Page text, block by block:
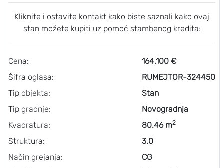
Kliknite i ostavite kontakt kako biste saznali kako ovaj
stan možete kupiti uz pomoć stambenog kredita:
Cena:
Šifra oglasa:
Tip objekta:
Tip gradnje:
Kvadratura:
Struktura:
Način grejanja:
164.100 €
RUMEJTOR-324450
Stan
Novogradnja
80.46 m2
3.0
CG